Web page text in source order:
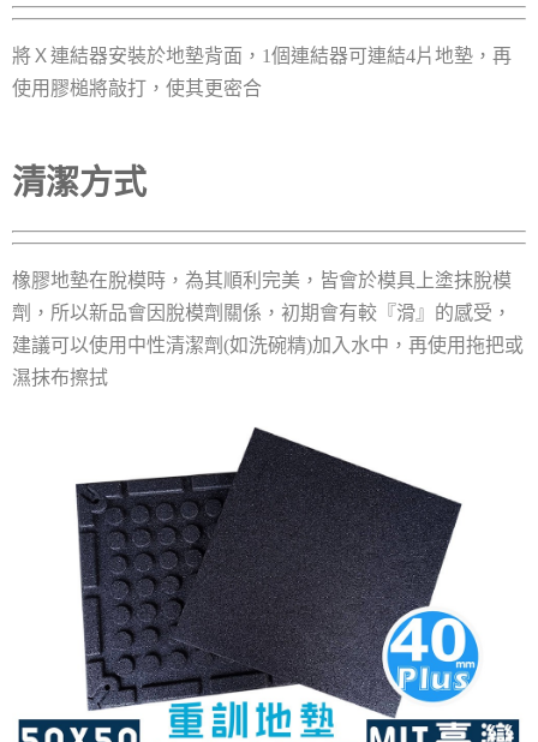
將Ｘ連結器安裝於地墊背面，1個連結器可連結4片地墊，再
使用膠槌將敲打，使其更密合
清潔方式
橡膠地墊在脫模時，為其順利完美，皆會於模具上塗抹脫模
劑，所以新品會因脫模劑關係，初期會有較『滑』的感受，
建議可以使用中性清潔劑(如洗碗精)加入水中，再使用拖把或
濕抹布擦拭